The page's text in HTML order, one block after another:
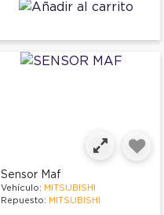
Sensor Maf
Vehículo: MITSUBISHI
Repuesto: MITSUBISHI